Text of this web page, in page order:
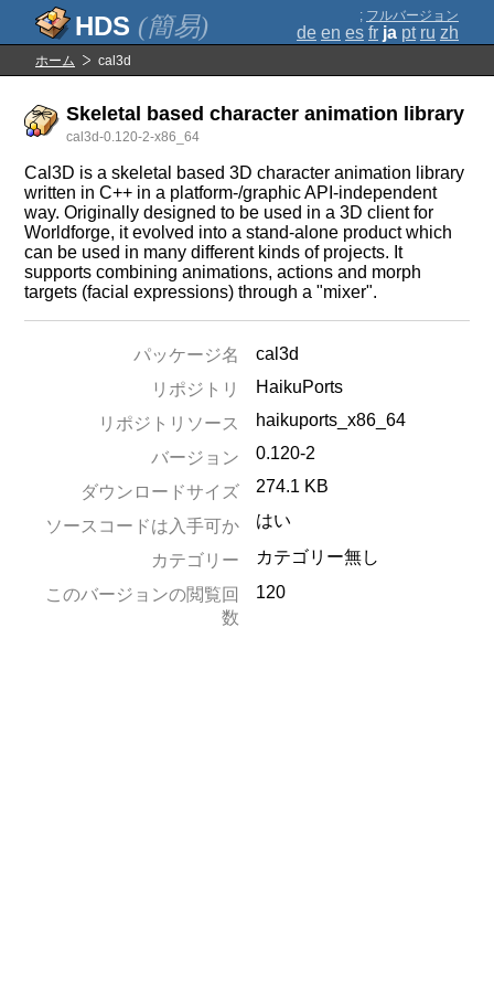
(簡易) ; フルバージョン
de en es fr ja pt ru zh
ホーム cal3d
Skeletal based character animation library
cal3d-0.120-2-x86_64
Cal3D is a skeletal based 3D character animation library
written in C++ in a platform-/graphic API-independent
way. Originally designed to be used in a 3D client for
Worldforge, it evolved into a stand-alone product which
can be used in many different kinds of projects. It
supports combining animations, actions and morph
targets (facial expressions) through a "mixer".
パッケージ名
cal3d
リポジトリ
HaikuPorts
リポジトリソース
haikuports_x86_64
バージョン
0.120-2
ダウンロードサイズ 274.1 KB
ソースコードは入手可か はい
カテゴリー
カテゴリー無し
このバージョンの閲覧回
数
120